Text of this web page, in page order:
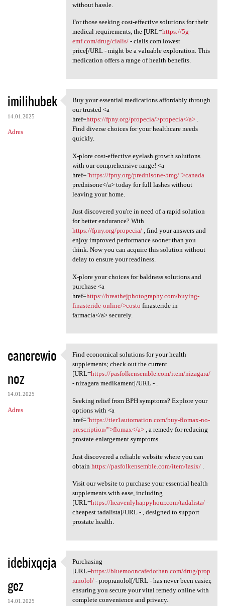
without hassle.
For those seeking cost-effective solutions for their
medical requirements, the [URL=https://5g-
emf.com/drug/cialis/- cialis.com lowest
price[/URL - might be a valuable exploration. This
medication offers a range of health benefits.
imilihubek
14.01.2025
Adres
Buy your essential
Buy your essential medications affordably through
our trusted <a
href=https://fpny.org/propecia/>propecia</a>.
Find diverse choices for your healthcare needs
quickly.
X-plore cost-effective eyelash growth solutions
with our comprehensive range! <a
href="https://fpny.org/prednisone-5mg/">canada
prednisone</a> today for full lashes without
leaving your home.
Just discovered you're in need of a rapid solution
for better endurance? With
https://fpny.org/propecia/, find your answers and
enjoy improved performance sooner than you
think. Now you can acquire this solution without
delay to ensure your readiness.
X-plore your choices for baldness solutions and
purchase <a
href=https://breathejphotography.com/buying-
finasteride-online/>costo finasteride in
farmacia</a> securely.
eanerewio
noz
14.01.2025
Adres
Find economical solutions for
Find economical solutions for your health
supplements; check out the current
[URL=https://pasfolkensemble.com/item/nizagara/
- nizagara medikament[/URL - .
Seeking relief from BPH symptoms? Explore your
options with <a
href="https://tier1automation.com/buy-flomax-no-
prescription/">flomax</a>, a remedy for reducing
prostate enlargement symptoms.
Just discovered a reliable website where you can
obtain https://pasfolkensemble.com/item/lasix/.
Visit our website to purchase your essential health
supplements with ease, including
[URL=https://heavenlyhappyhour.com/tadalista/-
cheapest tadalista[/URL - , designed to support
prostate health.
idebixqeja
gez
14.01.2025
Purchasing [URL=https:/
Purchasing
[URL=https://bluemooncafedothan.com/drug/prop
ranolol/- propranolol[/URL - has never been easier,
ensuring you secure your vital remedy online with
complete convenience and privacy.